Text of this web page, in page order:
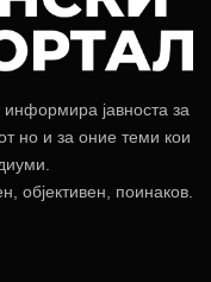
јавноста за
но и за оние теми кои
објективен, поинаков.